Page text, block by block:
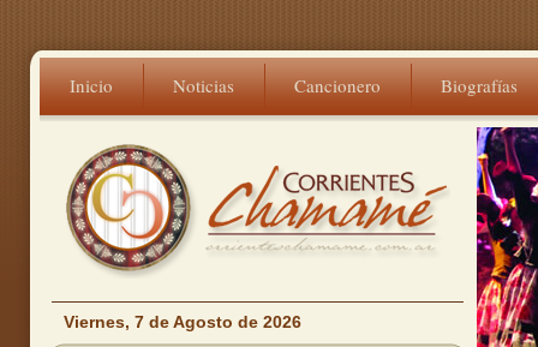
Inicio Noticias Cancionero Biografías
Viernes, 7 de Agosto de 2026